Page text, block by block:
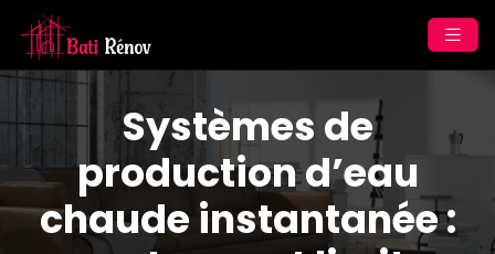
Systèmes de
production d’eau
chaude instantanée :